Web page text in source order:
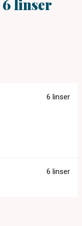
linser
6 linser
6 linser